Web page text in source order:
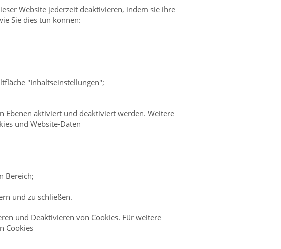
Website jederzeit deaktivieren, indem sie ihre
Sie dies tun können:
"Inhaltseinstellungen";
Ebenen aktiviert und deaktiviert werden. Weitere
und Website-Daten
Bereich;
und zu schließen.
und Deaktivieren von Cookies. Für weitere
Cookies